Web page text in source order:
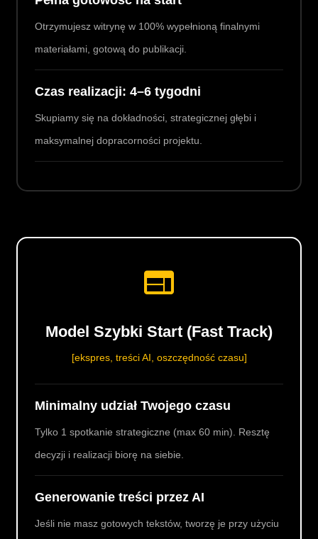
Otrzymujesz witrynę w 100% wypełnioną finalnymi
materiałami, gotową do publikacji.
Czas realizacji: 4–6 tygodni
Skupiamy się na dokładności, strategicznej głębi i
maksymalnej dopracorności projektu.
Model Szybki Start (Fast Track)
[ekspres, treści AI, oszczędność czasu]
Minimalny udział Twojego czasu
Tylko 1 spotkanie strategiczne (max 60 min). Resztę
decyzji i realizacji biorę na siebie.
Generowanie treści przez AI
Jeśli nie masz gotowych tekstów, tworzę je przy użyciu